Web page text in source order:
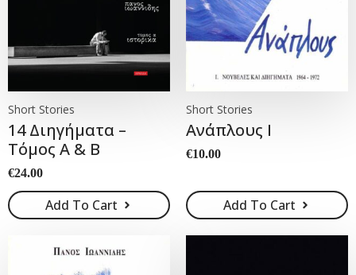
Short Stories
14 Διηγήματα –
Τόμος Α & Β
€24.00
Add To Cart
Short Stories
Ανάπλους Ι
€10.00
Add To Cart